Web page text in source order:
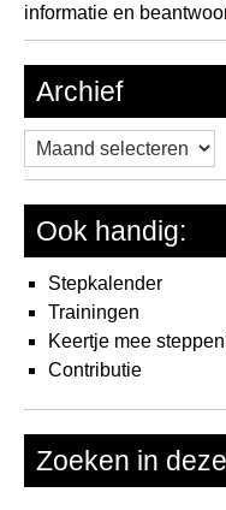
informatie en
Archief
Archief
Ook handig:
Stepkalender
Trainingen
Keertje mee
Contributie
Zoeken in